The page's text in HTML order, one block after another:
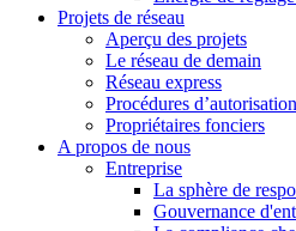
Projets de réseau
Aperçu des projets
Le réseau de demain
Réseau express
Procédures d’autorisation
Propriétaires fonciers
A propos de nous
Entreprise
La sphère de
Gouvernance